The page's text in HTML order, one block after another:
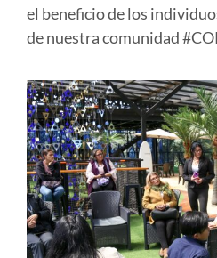
el beneficio de los
de nuestra comunidad